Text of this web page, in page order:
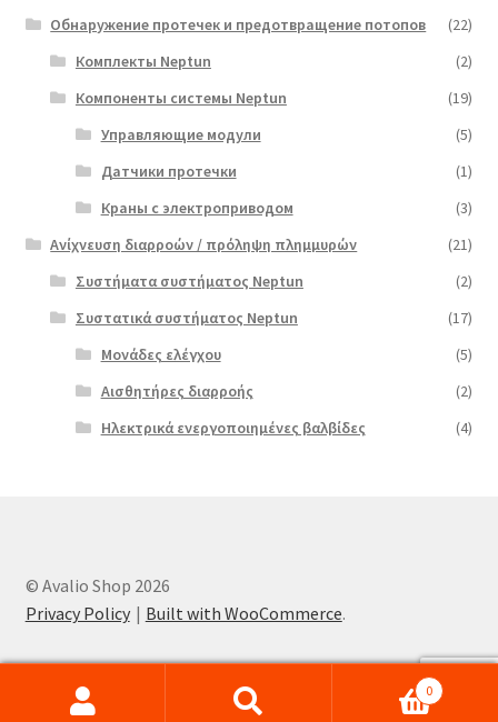
Обнаружение протечек и предотвращение потопов
(22)
Комплекты Neptun
(2)
Компоненты системы Neptun
(19)
Управляющие модули
(5)
Датчики протечки
(1)
Краны с электроприводом
(3)
Ανίχνευση διαρροών / πρόληψη πλημμυρών
(21)
Συστήματα συστήματος Neptun
(2)
Συστατικά συστήματος Neptun
(17)
Μονάδες ελέγχου
(5)
Αισθητήρες διαρροής
(2)
Ηλεκτρικά ενεργοποιημένες βαλβίδες
(4)
© Avalio Shop 2026
Privacy Policy
Built with WooCommerce.
0